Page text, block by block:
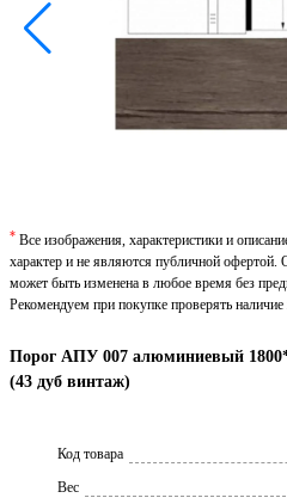
Порог АПУ 007 алюминиевый
(43 дуб винтаж)
Код товара
Вес
* Все изображения, характеристики и
характер и не являются публичной офертой.
может быть изменена в любое время без
Рекомендуем при покупке проверять